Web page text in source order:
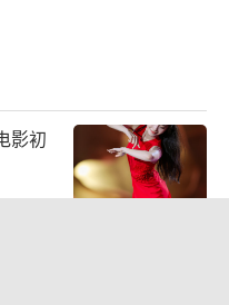
耕文明、拥抱乡村
将继续跨屏联动线
”、火热出圈的村
影初